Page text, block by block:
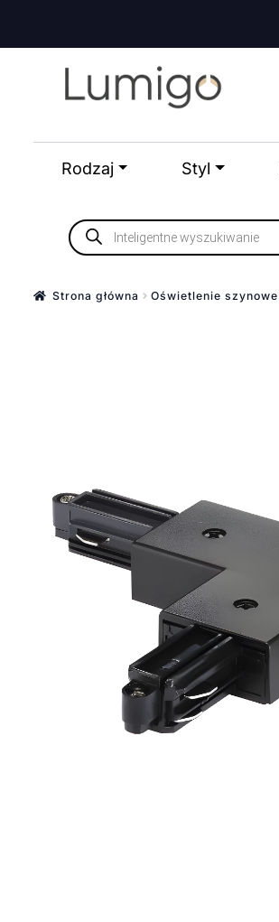
Przejdź
nawigacji
Przejdź
treści
Rodzaj Styl
Wyszukiwarka
produktów
Strona główna Oświetlenie szynowe